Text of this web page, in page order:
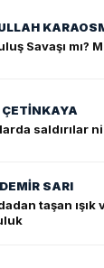
Savaşı mı?
ÇETİNKAYA
saldırılar
SARI
taşan